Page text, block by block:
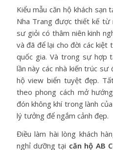
Kiểu mẫu căn hộ khách sạn
Nha Trangđược thiết kế từ
sư giỏi có thâm niên kinh
và đã để lại cho đời các kiệt
quốc gia. Và trong sự hợp
lần này các nhà kiến trúc
hộ view biển tuyệt đẹp.
theo phong cách mở
đón không khí trong lành
lý tưởng để ngắm cảnh đẹp.
Điều làm hài lòng khách
nghỉ dưỡng tại căn hộ AB